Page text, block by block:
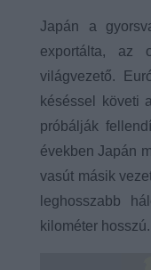
Japán a
exportálta, az
világvezető.
késéssel követi
próbálják
években Japán
vasút másik
leghosszabb
kilométer hosszú.